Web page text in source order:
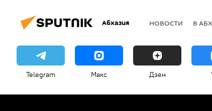
Абхазия НОВОСТИ В
Telegram Макс Дзен